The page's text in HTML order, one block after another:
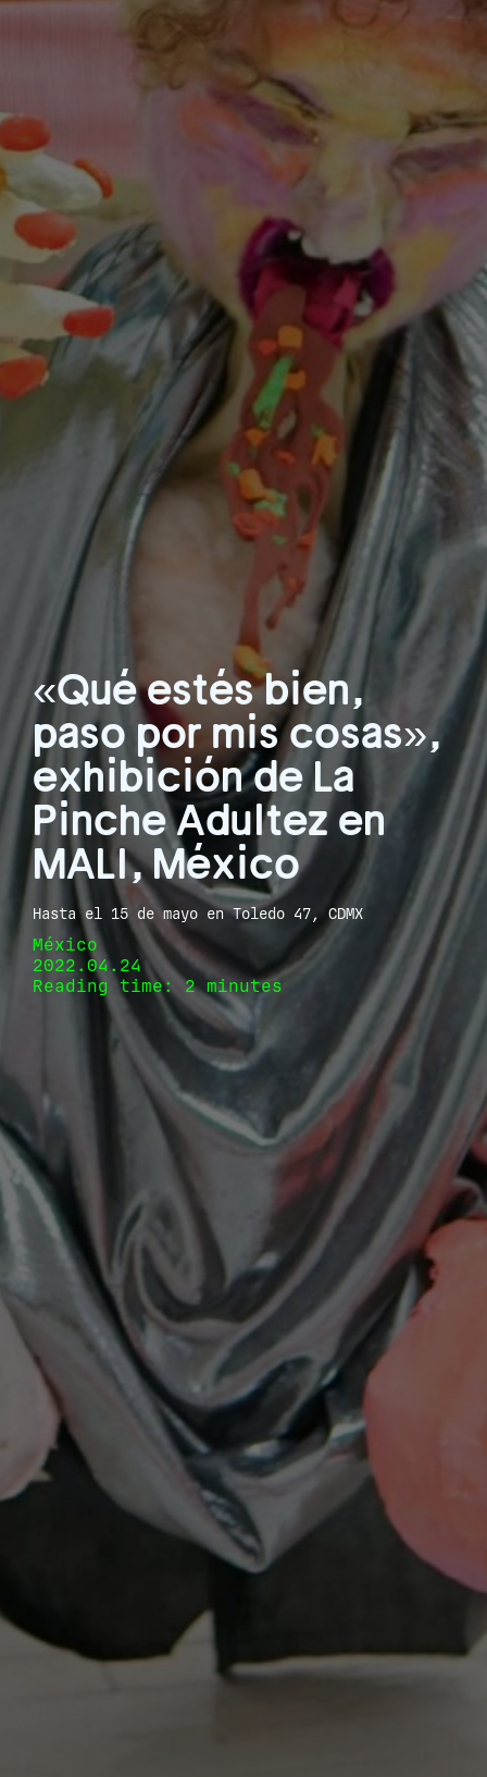
«Qué estés bien,
paso por mis cosas»,
exhibición de La
Pinche Adultez en
MALI, México
Hasta el 15 de mayo en Toledo 47, CDMX
México
2022.04.24
Reading time: 2 minutes